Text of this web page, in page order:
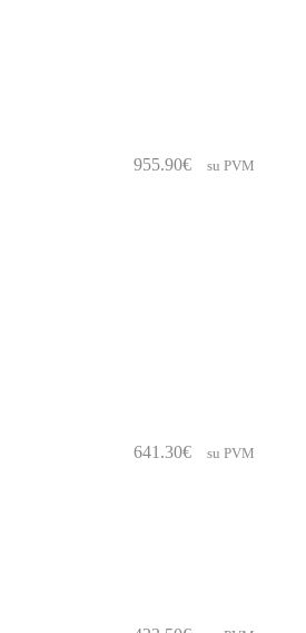
955.90€ su PVM
641.30€ su PVM